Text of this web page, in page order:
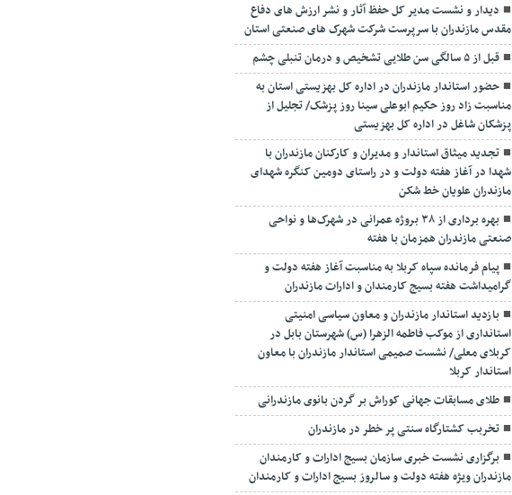
دیدار و نشست مدیر کل حفظ آثار و نشر ارزش های دفاع
مقدس مازندران با سرپرست شرکت شهرک های صنعتی استان
قبل از ۵ سالگی سن طلایی تشخیص و درمان تنبلی چشم
حضور استاندار مازندران در اداره کل بهزیستی استان به
مناسبت زاد روز حکیم ابوعلی سینا روز پزشک/ تجلیل از
پزشکان شاغل در اداره کل بهزیستی
تجدید میثاق استاندار و مدیران و کارکنان مازندران با
شهدا در آغاز هفته دولت و در راستای دومین کنگره شهدای
مازندران علویان خط شکن
بهره برداری از ۳۸ بروژه عمرانی در شهرک‌ها و نواحی
صنعتی مازندران همزمان با هفته
پیام فرمانده سپاه کربلا به مناسبت آغاز هفته دولت و
گرامیداشت هفته بسیج کارمندان و ادارات مازندران
بازدید استاندار مازندران و معاون سیاسی امنیتی
استانداری از موکب فاطمه الزهرا (س) شهرستان بابل در
کربلای معلی/ نشست صمیمی استاندار مازندران با معاون
استاندار کربلا
طلای مسابقات جهانی کوراش بر گردن بانوی مازندرانی
تخربب کشتارگاه سنتی پر خطر در مازندران
برگزاری نشست خبری سازمان بسیج ادارات و کارمندان
مازندران ویژه هفته دولت و سالروز بسیج ادارات و کارمندان